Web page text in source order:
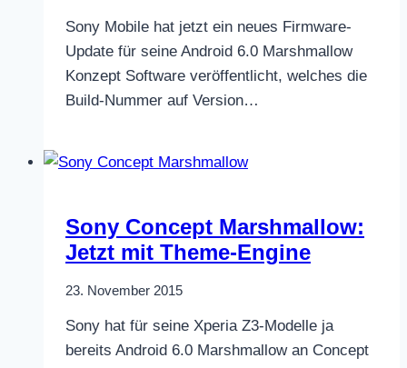
Sony Mobile hat jetzt ein neues Firmware-
Update für seine Android 6.0 Marshmallow
Konzept Software veröffentlicht, welches die
Build-Nummer auf Version…
Sony Concept Marshmallow:
Jetzt mit Theme-Engine
23. November 2015
Sony hat für seine Xperia Z3-Modelle ja
bereits Android 6.0 Marshmallow an Concept